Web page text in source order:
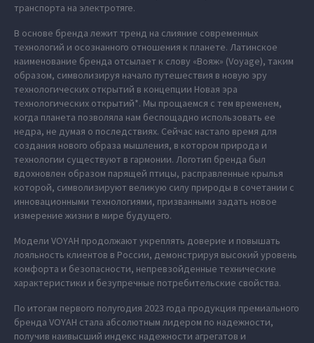
транспорта на электротяге.
В основе бренда лежит тренд на слияние современных
технологий и осознанного отношения к планете. Латинское
наименование бренда отсылает к слову «Вояж» (Voyage), таким
образом, символизируя начало путешествия в новую эру
технологических открытий в концепции Новая эра
технологических открытий*. Мы прощаемся с тем временем,
когда планета позволяла нам беспощадно использовать ее
недра, не думая о последствиях. Сейчас настало время для
создания нового образа мышления, в котором природа и
технологии существуют в гармонии. Логотип бренда был
вдохновлен образом парящей птицы, расправленные крылья
которой, символизируют великую силу природы в сочетании с
инновационными технологиями, призванными задать новое
измерение жизни в мире будущего.
Модели VOYAH продолжают укреплять доверие и повышать
лояльность клиентов в России, демонстрируя высокий уровень
комфорта и безопасности, непревзойденные технические
характеристики и безупречные потребительские свойства.
По итогам первого полугодия 2023 года продукция премиального
бренда VOYAH стала абсолютным лидером по надежности,
получив наивысший индекс надежности агрегатов и